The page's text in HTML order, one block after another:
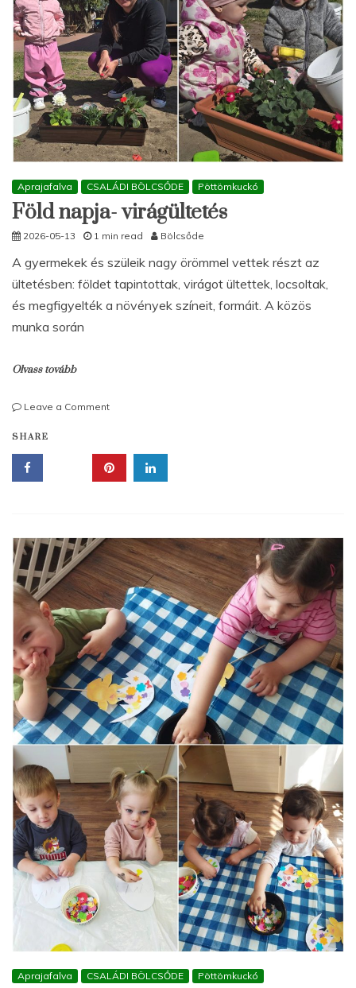
Aprajafalva CSALÁDI BÖLCSŐDE Pöttömkuckó
Föld napja- virágültetés
2026-05-13 1 min read Bölcsőde
A gyermekek és szüleik nagy örömmel vettek részt az
ültetésben: földet tapintottak, virágot ültettek, locsoltak,
és megfigyelték a növények színeit, formáit. A közös
munka során
Olvass tovább
Leave a Commenton
virágültetés
SHARE
Aprajafalva CSALÁDI BÖLCSŐDE Pöttömkuckó